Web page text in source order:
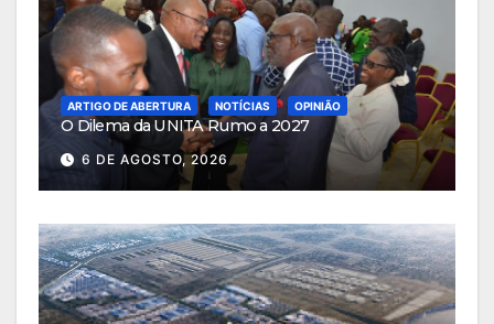
ARTIGO DE ABERTURA NOTÍCIAS OPINIÃO
O Dilema da UNITA Rumo a 2027
6 DE AGOSTO, 2026